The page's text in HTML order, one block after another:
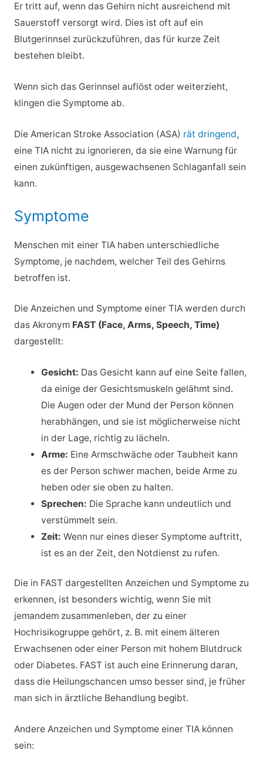
Er tritt auf, wenn das Gehirn nicht ausreichend mit
Sauerstoff versorgt wird. Dies ist oft auf ein
Blutgerinnsel zurückzuführen, das für kurze Zeit
bestehen bleibt.
Wenn sich das Gerinnsel auflöst oder weiterzieht,
klingen die Symptome ab.
Die American Stroke Association (ASA) rät dringend,
eine TIA nicht zu ignorieren, da sie eine Warnung für
einen zukünftigen, ausgewachsenen Schlaganfall sein
kann.
Symptome
Menschen mit einer TIA haben unterschiedliche
Symptome, je nachdem, welcher Teil des Gehirns
betroffen ist.
Die Anzeichen und Symptome einer TIA werden durch
das Akronym FAST (Face, Arms, Speech, Time)
dargestellt:
Gesicht: Das Gesicht kann auf eine Seite fallen,
da einige der Gesichtsmuskeln gelähmt sind.
Die Augen oder der Mund der Person können
herabhängen, und sie ist möglicherweise nicht
in der Lage, richtig zu lächeln.
Arme: Eine Armschwäche oder Taubheit kann
es der Person schwer machen, beide Arme zu
heben oder sie oben zu halten.
Sprechen: Die Sprache kann undeutlich und
verstümmelt sein.
Zeit: Wenn nur eines dieser Symptome auftritt,
ist es an der Zeit, den Notdienst zu rufen.
Die in FAST dargestellten Anzeichen und Symptome zu
erkennen, ist besonders wichtig, wenn Sie mit
jemandem zusammenleben, der zu einer
Hochrisikogruppe gehört, z. B. mit einem älteren
Erwachsenen oder einer Person mit hohem Blutdruck
oder Diabetes. FAST ist auch eine Erinnerung daran,
dass die Heilungschancen umso besser sind, je früher
man sich in ärztliche Behandlung begibt.
Andere Anzeichen und Symptome einer TIA können
sein: